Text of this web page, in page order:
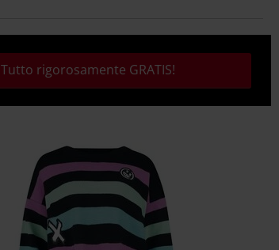
Tutto rigorosamente GRATIS!